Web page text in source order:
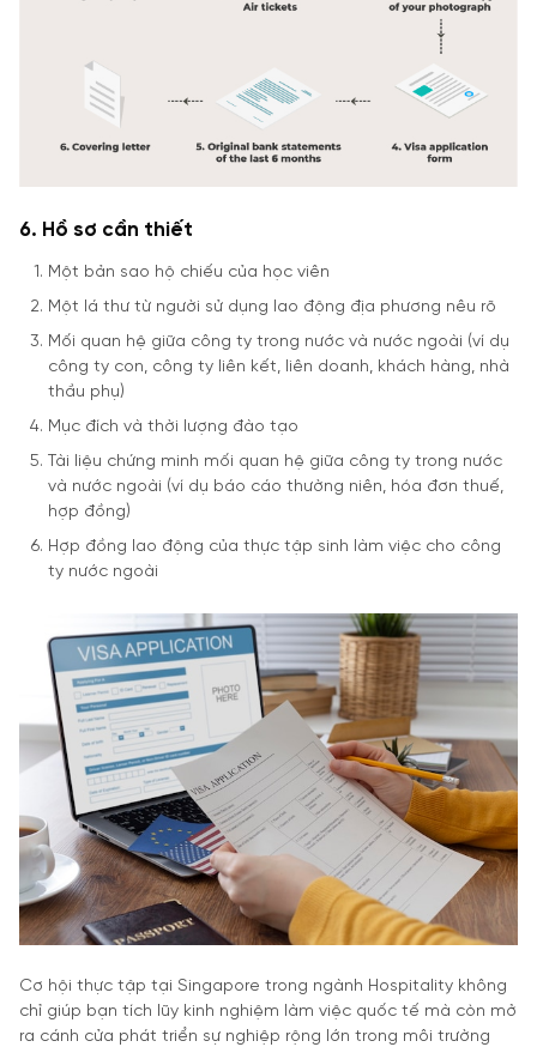
6. Hồ sơ cần thiết
Một bản sao hộ chiếu của học viên
Một lá thư từ người sử dụng lao động địa phương nêu rõ
Mối quan hệ giữa công ty trong nước và nước ngoài (ví dụ
công ty con, công ty liên kết, liên doanh, khách hàng, nhà
thầu phụ)
Mục đích và thời lượng đào tạo
Tài liệu chứng minh mối quan hệ giữa công ty trong nước
và nước ngoài (ví dụ báo cáo thường niên, hóa đơn thuế,
hợp đồng)
Hợp đồng lao động của thực tập sinh làm việc cho công
ty nước ngoài
Cơ hội thực tập tại Singapore trong ngành Hospitality không
chỉ giúp bạn tích lũy kinh nghiệm làm việc quốc tế mà còn mở
ra cánh cửa phát triển sự nghiệp rộng lớn trong môi trường